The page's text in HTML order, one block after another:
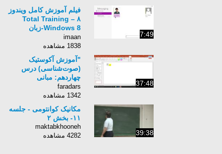
7:49
فیلم آموزش کامل ویندوز
۸ – Total Training
Windows 8-زبان
انگلیسی -بخش 47
imaan
1838 مشاهده
37:48
"آموزش آکوستیک
(صوت‌شناسی) درس
چهاردهم: مبانی
Structural Noise"
faradars
1342 مشاهده
39:38
مکانیک کوانتومی - جلسه
maktabkhooneh
4282 مشاهده